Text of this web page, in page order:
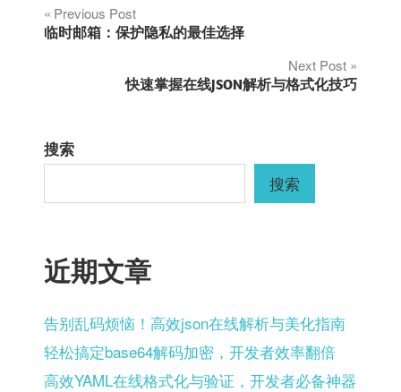
文
航
Previous Post
临时邮箱：保护隐私的最佳选择
Next Post
快速掌握在线JSON解析与格式化技巧
搜索
搜索
近期文章
告别乱码烦恼！高效json在线解析与美化指南
轻松搞定base64解码加密，开发者效率翻倍
高效YAML在线格式化与验证，开发者必备神器